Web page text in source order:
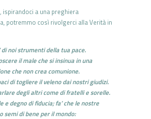
ispirandoci a una preghiera
potremmo così rivolgerci alla Verità in
di noi strumenti della tua pace.
il male che si insinua in una
che non crea comunione.
di togliere il veleno dai nostri giudizi.
degli altri come di fratelli e sorelle.
e degno di fiducia; fa’ che le nostre
semi di bene per il mondo: